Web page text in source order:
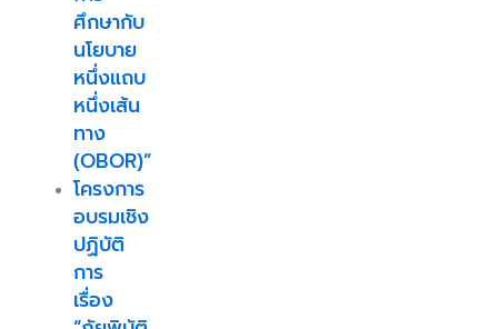
ศึกษากับ
นโยบาย
หนึ่งแถบ
หนึ่งเส้น
ทาง
(OBOR)”
โครงการ
อบรมเชิง
ปฏิบัติ
การ
เรื่อง